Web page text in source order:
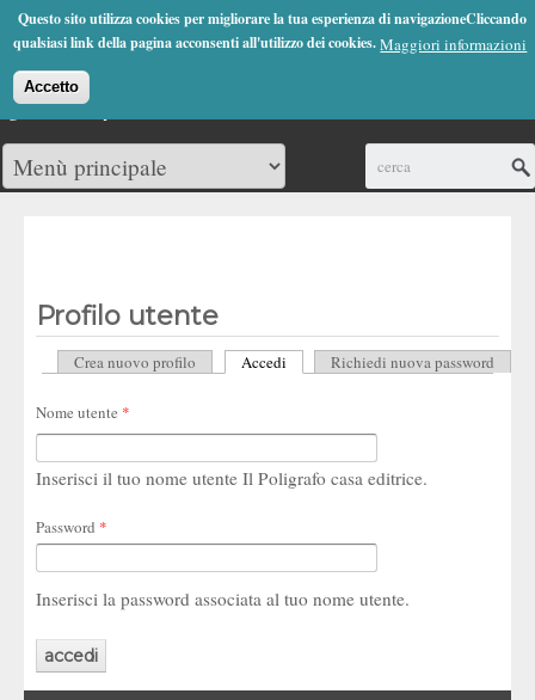
Questo sito utilizza cookies per migliorare la tua esperienza di navigazioneCliccando
qualsiasi link della pagina acconsenti all'utilizzo dei cookies.Maggiori informazioni
Accetto
Jump to Navigation
(0)
Profilo utente
Schede primarie
Crea nuovo profilo Accedi (scheda attiva)
Richiedi nuova password
Nome utente *
Inserisci il tuo nome utente Il Poligrafo casa editrice.
Password *
Inserisci la password associata al tuo nome utente.